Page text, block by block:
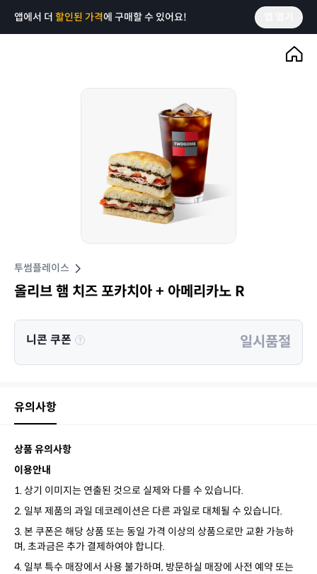
앱에서 더 할인된 가격에 구매할 수 있어요!
투썸플레이스
올리브 햄 치즈 포카치아 + 아메리카노 R
니콘 쿠폰 일시품절
유의사항
상품 유의사항
이용안내
1. 상기 이미지는 연출된 것으로 실제와 다를 수 있습니다.
2. 일부 제품의 과일 데코레이션은 다른 과일로 대체될 수 있습니다.
3. 본 쿠폰은 해당 상품 또는 동일 가격 이상의 상품으로만 교환 가능하
며, 초과금은 추가 결제하여야 합니다.
4. 일부 특수 매장에서 사용 불가하며, 방문하실 매장에 사전 예약 또는